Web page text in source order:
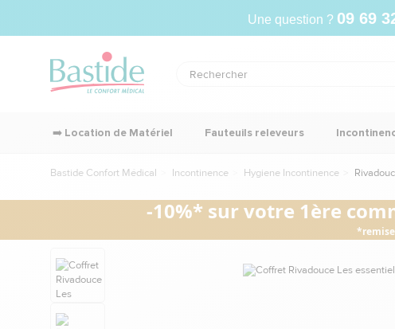
Une question ? 09 69
➡️ Location de Matériel Fauteuils releveurs
Bastide Confort Médical Incontinence Hygiene Incontinence
-10%* sur votre 1ère